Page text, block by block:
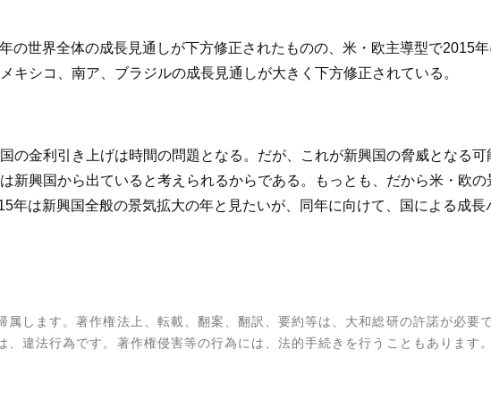
世界全体の成長見通しが下方修正されたものの、米・欧主導型で2015
キシコ、南ア、ブラジルの成長見通しが大きく下方修正されている。
金利引き上げは時間の問題となる。だが、これが新興国の脅威となる
新興国から出ていると考えられるからである。もっとも、だから米・欧の
年は新興国全般の景気拡大の年と見たいが、同年に向けて、国による成
します。著作権法上、転載、翻案、翻訳、要約等は、大和総研の許諾が必要
違法行為です。著作権侵害等の行為には、法的手続きを行うこともあります